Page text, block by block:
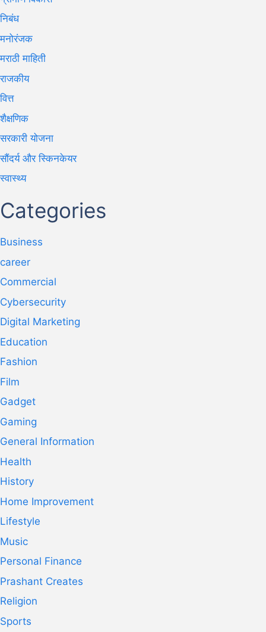
निबंध
मनोरंजक
मराठी माहिती
राजकीय
वित्त
शैक्षणिक
सरकारी योजना
सौंदर्य और स्किनकेयर
स्वास्थ्य
Categories
Business
career
Commercial
Cybersecurity
Digital Marketing
Education
Fashion
Film
Gadget
Gaming
General Information
Health
History
Home Improvement
Lifestyle
Music
Personal Finance
Prashant Creates
Religion
Sports